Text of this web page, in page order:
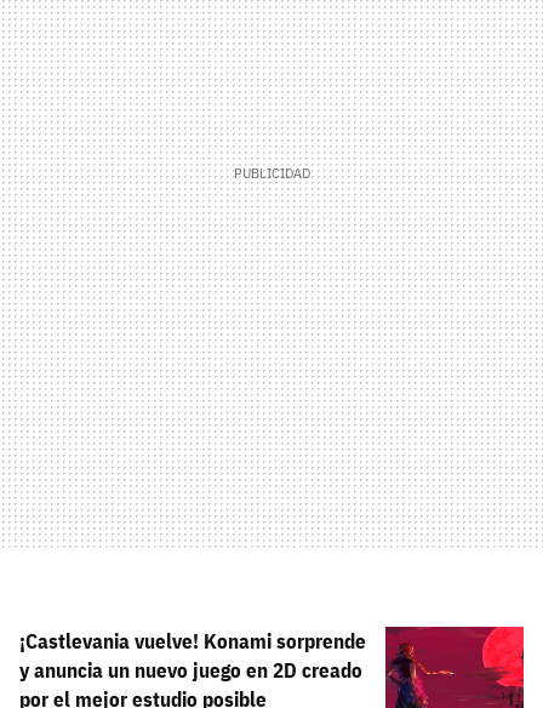
¡Castlevania vuelve! Konami sorprende
y anuncia un nuevo juego en 2D creado
por el mejor estudio posible